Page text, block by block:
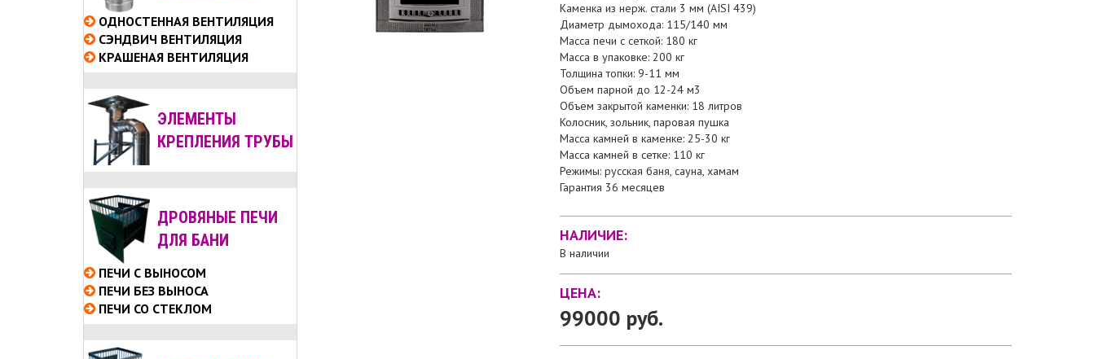
Каменка из нерж. стали 3 мм (AISI 439)
Диаметр дымохода: 115/140 мм
Масса печи с сеткой: 180 кг
Масса в упаковке: 200 кг
Толщина топки: 9-11 мм
Объем парной до 12-24 м3
Объем закрытой каменки: 18 литров
Колосник, зольник, паровая пушка
Масса камней в каменке: 25-30 кг
Масса камней в сетке: 110 кг
Режимы: русская баня, сауна, хамам
Гарантия 36 месяцев
НАЛИЧИЕ:
В наличии
ЦЕНА:
99000 руб.
ОДНОСТЕННАЯ ВЕНТИЛЯЦИЯ
СЭНДВИЧ ВЕНТИЛЯЦИЯ
КРАШЕНАЯ ВЕНТИЛЯЦИЯ
ЭЛЕМЕНТЫ
КРЕПЛЕНИЯ ТРУБЫ
ДРОВЯНЫЕ ПЕЧИ
ДЛЯ БАНИ
ПЕЧИ С ВЫНОСОМ
ПЕЧИ БЕЗ ВЫНОСА
ПЕЧИ СО СТЕКЛОМ